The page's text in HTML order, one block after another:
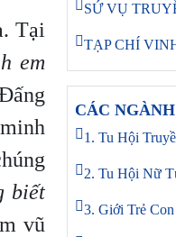
Tại
em
biết
vũ
SỨ VỤ
TẠP CHÍ
CÁC
1. Tu Hội
2. Tu Hội Nữ
3. Giới Trẻ